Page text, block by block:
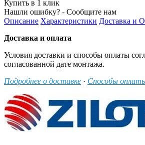
Купить в 1 клик
Нашли ошибку? - Сообщите нам
Описание Характеристики Доставка и
Доставка и оплата
Условия доставки и способы оплаты
согласованной дате монтажа.
Подробнее о доставке · Способы